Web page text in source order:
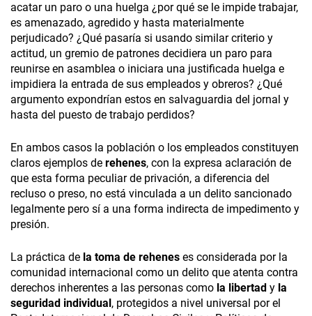
acatar un paro o una huelga ¿por qué se le impide trabajar,
es amenazado, agredido y hasta materialmente
perjudicado? ¿Qué pasaría si usando similar criterio y
actitud, un gremio de patrones decidiera un paro para
reunirse en asamblea o iniciara una justificada huelga e
impidiera la entrada de sus empleados y obreros? ¿Qué
argumento expondrían estos en salvaguardia del jornal y
hasta del puesto de trabajo perdidos?
En ambos casos la población o los empleados constituyen
claros ejemplos de rehenes, con la expresa aclaración de
que esta forma peculiar de privación, a diferencia del
recluso o preso, no está vinculada a un delito sancionado
legalmente pero sí a una forma indirecta de impedimento y
presión.
La práctica de la toma de rehenes es considerada por la
comunidad internacional como un delito que atenta contra
derechos inherentes a las personas como la libertad y la
seguridad individual, protegidos a nivel universal por el